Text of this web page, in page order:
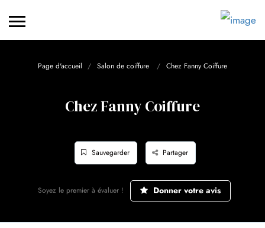
Page d'accueil Salon de coiffure Chez Fanny Coiffure
Chez Fanny Coiffure
Sauvegarder Partager
Soyez le premier à évaluer ! Donner votre avis